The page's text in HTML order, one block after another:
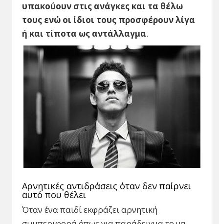
υπακούουν στις ανάγκες και τα θέλω
τους ενώ οι ίδιοι τους προσφέρουν λίγα
ή και τίποτα ως αντάλλαγμα.
Αρνητικές αντιδράσεις όταν δεν παίρνει
αυτό που θέλει
Όταν ένα παιδί εκφράζει αρνητική